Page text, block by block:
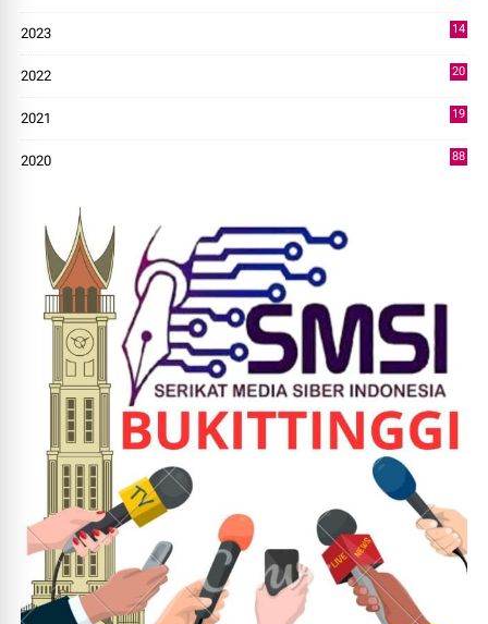
2023
14
2022
20
2021
19
2020
88